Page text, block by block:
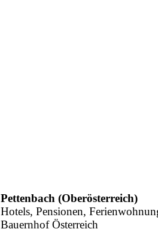
Pettenbach (Oberösterreich)
Hotels, Pensionen,
Bauernhof Österreich